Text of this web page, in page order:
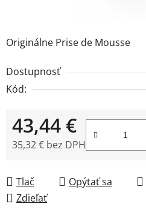
Originálne Prise de Mousse
Dostupnosť
Kód:
43,44 €
35,32 € bez DPH
Tlač Opýtať sa
Zdieľať